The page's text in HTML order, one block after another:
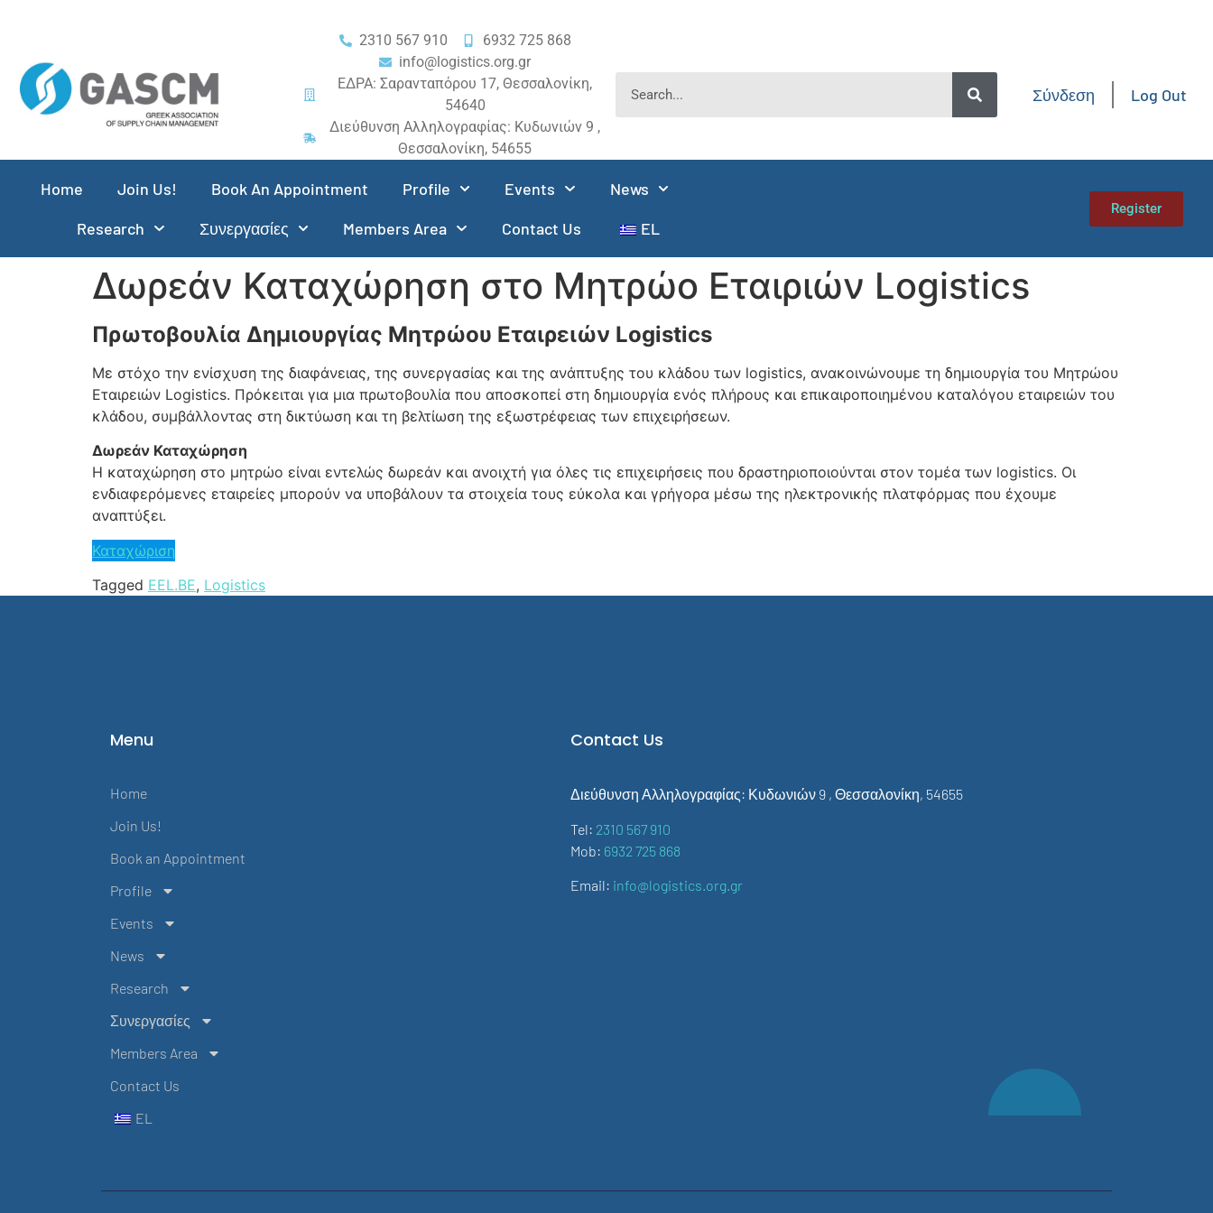
2310 567 910
6932 725 868
info@logistics.org.gr
ΕΔΡΑ: Σαρανταπόρου 17, Θεσσαλονίκη,
54640
Διεύθυνση Αλληλογραφίας: Κυδωνιών 9 ,
Θεσσαλονίκη, 54655
Σύνδεση Log Out
Home Join Us! Book An Appointment Profile Events
News
Research
Συνεργασίες Members Area Contact Us EL
Register
Δωρεάν Καταχώρηση στο Μητρώο Εταιριών Logistics
Πρωτοβουλία Δημιουργίας Μητρώου Εταιρειών Logistics
Με στόχο την ενίσχυση της διαφάνειας, της συνεργασίας και της ανάπτυξης του κλάδου των logistics, ανακοινώνουμε τη δημιουργία του Μητρώου
Εταιρειών Logistics. Πρόκειται για μια πρωτοβουλία που αποσκοπεί στη δημιουργία ενός πλήρους και επικαιροποιημένου καταλόγου εταιρειών του
κλάδου, συμβάλλοντας στη δικτύωση και τη βελτίωση της εξωστρέφειας των επιχειρήσεων.
Δωρεάν Καταχώρηση
Η καταχώρηση στο μητρώο είναι εντελώς δωρεάν και ανοιχτή για όλες τις επιχειρήσεις που δραστηριοποιούνται στον τομέα των logistics. Οι
ενδιαφερόμενες εταιρείες μπορούν να υποβάλουν τα στοιχεία τους εύκολα και γρήγορα μέσω της ηλεκτρονικής πλατφόρμας που έχουμε
αναπτύξει.
Καταχώριση
Tagged EEL.BE, Logistics
Menu
Home
Join Us!
Book an Appointment
Profile
Events
News
Research
Συνεργασίες
Members Area
Contact Us
EL
Contact Us
Διεύθυνση Αλληλογραφίας: Κυδωνιών 9 , Θεσσαλονίκη, 54655
Tel: 2310 567 910
Mob: 6932 725 868
Email: info@logistics.org.gr